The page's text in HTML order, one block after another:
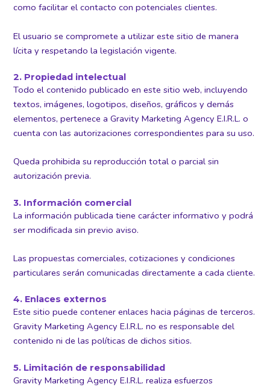
como facilitar el contacto con potenciales clientes.
El usuario se compromete a utilizar este sitio de manera
lícita y respetando la legislación vigente.
2. Propiedad intelectual
Todo el contenido publicado en este sitio web, incluyendo
textos, imágenes, logotipos, diseños, gráficos y demás
elementos, pertenece a Gravity Marketing Agency E.I.R.L. o
cuenta con las autorizaciones correspondientes para su uso.
Queda prohibida su reproducción total o parcial sin
autorización previa.
3. Información comercial
La información publicada tiene carácter informativo y podrá
ser modificada sin previo aviso.
Las propuestas comerciales, cotizaciones y condiciones
particulares serán comunicadas directamente a cada cliente.
4. Enlaces externos
Este sitio puede contener enlaces hacia páginas de terceros.
Gravity Marketing Agency E.I.R.L. no es responsable del
contenido ni de las políticas de dichos sitios.
5. Limitación de responsabilidad
Gravity Marketing Agency E.I.R.L. realiza esfuerzos